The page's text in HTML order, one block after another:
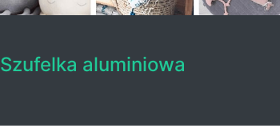
Szufelka aluminiowa